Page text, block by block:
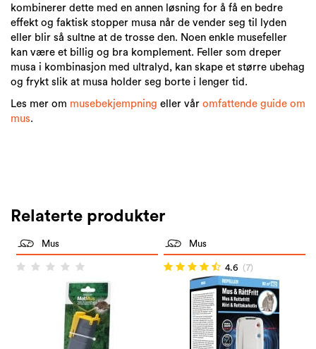
kombinerer dette med en annen løsning for å få en bedre
effekt og faktisk stopper musa når de vender seg til lyden
eller blir så sultne at de trosse den. Noen enkle musefeller
kan være et billig og bra komplement. Feller som dreper
musa i kombinasjon med ultralyd, kan skape et større ubehag
og frykt slik at musa holder seg borte i lenger tid.
Les mer om musebekjempning eller vår omfattende guide om
mus.
Relaterte produkter
Mus Mus
4.6 (7)